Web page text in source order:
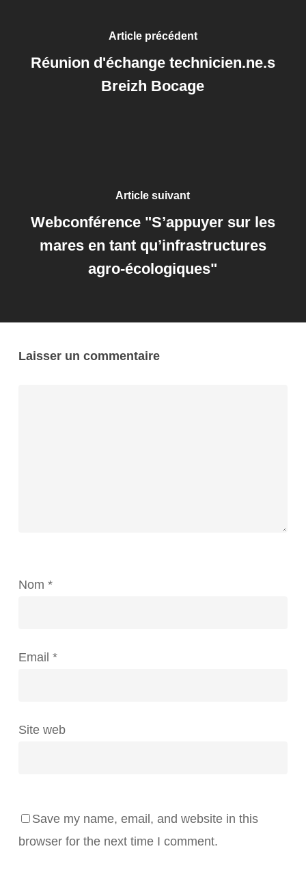
Article précédent
Réunion d'échange technicien.ne.s
Breizh Bocage
Article suivant
Webconférence "S’appuyer sur les
mares en tant qu’infrastructures
agro-écologiques"
Laisser un commentaire
Nom *
Email *
Site web
Save my name, email, and website in this
browser for the next time I comment.